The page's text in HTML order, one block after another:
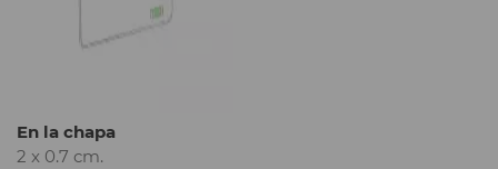
En la chapa
2 x 0.7 cm.